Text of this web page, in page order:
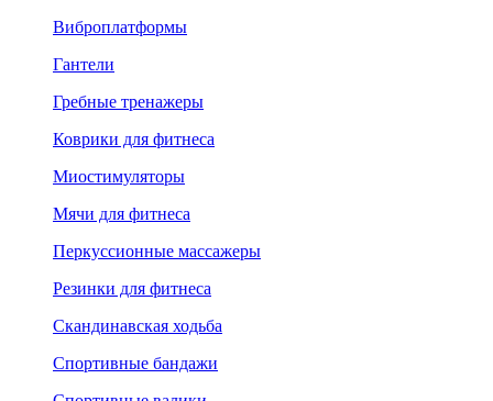
Виброплатформы
Гантели
Гребные тренажеры
Коврики для фитнеса
Миостимуляторы
Мячи для фитнеса
Перкуссионные массажеры
Резинки для фитнеса
Скандинавская ходьба
Спортивные бандажи